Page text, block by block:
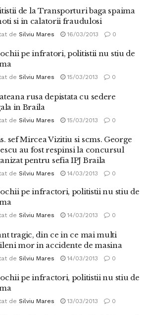
de la Transporturi baga spaima
si in calatorii fraudulosi
de Silviu Mares 16/03/2013 0
pe infratori, politistii nu stiu de
de Silviu Mares 15/03/2013 0
rusa depistata cu sedere
in Braila
de Silviu Mares 15/03/2013 0
sef Mircea Vizitiu si scms. George
au fost respinsi la concursul
pentru sefia IPJ Braila
de Silviu Mares 14/03/2013 0
pe infractori, politistii nu stiu de
de Silviu Mares 14/03/2013 0
tragic, din ce in ce mai multi
mor in accidente de masina
de Silviu Mares 14/03/2013 0
pe infractori, politistii nu stiu de
de Silviu Mares 13/03/2013 0